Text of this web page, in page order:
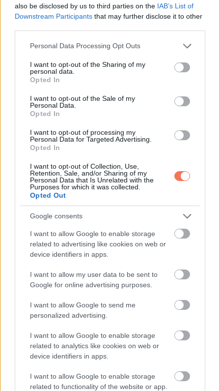
also be disclosed by us to third parties on the IAB’s List of
Downstream Participants that may further disclose it to other
Please note that this website/app uses one or more Google
not limited to your visit or usage behaviour. You may click to
grant or deny consent to Google and its third-party tags to
use your data for below specified purposes in below Google
consent section.
Personal Data Processing Opt Outs
I want to opt-out of the Sharing of my
personal data.
Opted In
I want to opt-out of the Sale of my
Personal Data.
Opted In
I want to opt-out of processing my
Personal Data for Targeted Advertising.
Opted In
I want to opt-out of Collection, Use,
Retention, Sale, and/or Sharing of my
Personal Data that Is Unrelated with the
Purposes for which it was collected.
Opted Out
Google consents
I want to allow Google to enable storage
related to advertising like cookies on web or
device identifiers in apps.
I want to allow my user data to be sent to
Google for online advertising purposes.
I want to allow Google to send me
personalized advertising.
I want to allow Google to enable storage
related to analytics like cookies on web or
device identifiers in apps.
I want to allow Google to enable storage
related to functionality of the website or app.
állapotát, ezért szívelégtelenséggel élőknek különösen
fontos csökkenteni az alkoholt és abbahagyni a dohányzást.
A dohányzás károsítja az ereket, emeli a vérnyomást, és
csökkenti a szívhez jutó oxigén mennyiségét. Eközben a
túlzott alkoholfogyasztás gyengítheti a szívizmot, ami
szintén növeli a szívelégtelenség kockázatát. Mégis sokan
csak későn érzik meg, mekkora árat fizet a szervezet
ezekért a szokásokért.
Ha dohányzol, tűzz ki konkrét dátumot a leszokásra, és kérj
mértékletességre (nőknek napi egy ital, férfiaknak napi két
ital). Ha nehéz visszavenni, kérj segítséget szakembertől
vagy támogató csoporttól.
4. Tartós stressz és rossz
alvás